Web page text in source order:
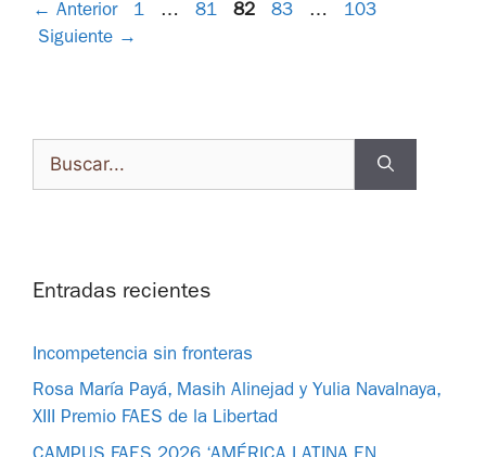
← Anterior 1 … 81 82 83 …
103
Siguiente →
Entradas recientes
Incompetencia sin fronteras
Rosa María Payá, Masih Alinejad y Yulia Navalnaya,
XIII Premio FAES de la Libertad